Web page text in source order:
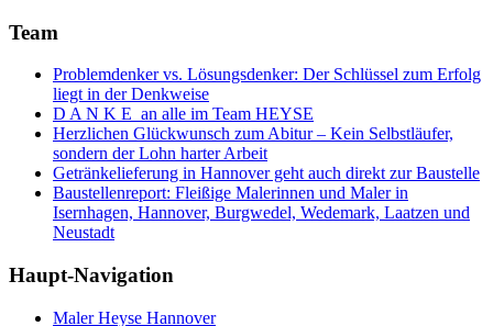
Team
Problemdenker vs. Lösungsdenker: Der Schlüssel zum Erfolg
liegt in der Denkweise
D A N K E an alle im Team HEYSE
Herzlichen Glückwunsch zum Abitur – Kein Selbstläufer,
sondern der Lohn harter Arbeit
Getränkelieferung in Hannover geht auch direkt zur Baustelle
Baustellenreport: Fleißige Malerinnen und Maler in
Isernhagen, Hannover, Burgwedel, Wedemark, Laatzen und
Neustadt
Haupt-Navigation
Maler Heyse Hannover